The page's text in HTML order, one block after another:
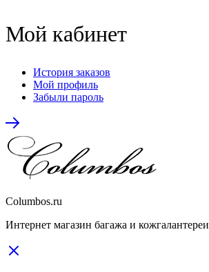
Мой кабинет
История заказов
Мой профиль
Забыли пароль
Columbos.ru
Интернет магазин багажа и кожгалантереи